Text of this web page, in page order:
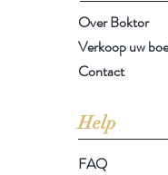
Over Boktor
Verkoop uw
Contact
Help
FAQ